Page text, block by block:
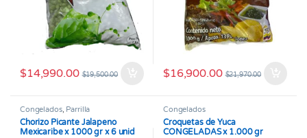
$14,990.00 $19,500.00 $16,900.00 $21,970.00
Congelados, Parrilla
Chorizo Picante Jalapeno
Mexicaribe x 1000 gr x 6 unid
Congelados
Croquetas de Yuca
CONGELADAS x 1.000 gr